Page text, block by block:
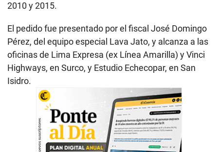
2010 y 2015.
El pedido fue presentado por el fiscal José Domingo
Pérez, del equipo especial Lava Jato, y alcanza a las
oficinas de Lima Expresa (ex Línea Amarilla) y Vinci
Highways, en Surco, y Estudio Echecopar, en San
Isidro.